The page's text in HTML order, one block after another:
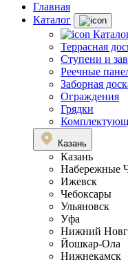
Главная
Каталог
Террасная
Ступени и
Реечные
Заборная
Ограждения
Грядки
Казань
Казань
Набережные
Ижевск
Чебоксары
Ульяновск
Уфа
Нижний
Йошкар-Ола
Нижнекамск